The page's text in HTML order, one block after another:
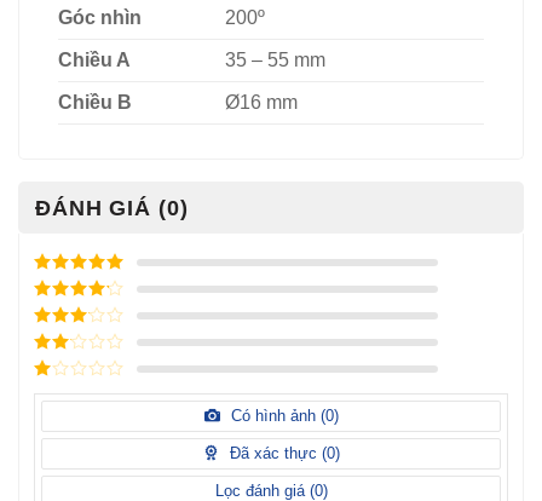
Góc nhìn 200º
Chiều A 35 – 55 mm
Chiều B Ø16 mm
ĐÁNH GIÁ (0)
Được xếp
hạng
5
sao
Được xếp
hạng
sao
Được
xếp
hạng3
5 sao
Được
hạng
sao
Được
1
sao
Có hình ảnh (0)
Đã xác thực (0)
Lọc đánh giá (0)